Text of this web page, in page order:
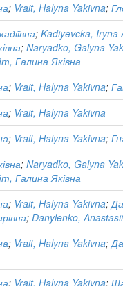
; Vrait, Halyna Yakivna;
; Kadiyevcka, Iryna
; Naryadko, Galyna
Галина Яківна
; Vrait, Halyna Yakivna;
; Vrait, Halyna Yakivna
; Vrait, Halyna Yakivna;
; Naryadko, Galyna
Галина Яківна
; Vrait, Halyna Yakivna;
; Danylenko,
; Vrait, Halyna Yakivna;
; Vrait, Halyna Yakivna;